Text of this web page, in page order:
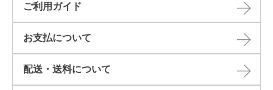
ご利用ガイド
お支払について
配送・送料について